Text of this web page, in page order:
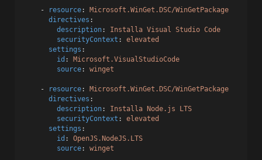
    -
resource: Microsoft.WinGet.DSC/WinGetPackage
directives :
description: Installa Visual Studio Code
securityContext : elevated
settings :
id : Microsoft.VisualStudioCode
source: winget
    -
resource: Microsoft.WinGet.DSC/WinGetPackage
directives :
description: Installa Node.js LTS
securityContext : elevated
settings :
id : OpenJS.NodeJS.LTS
source: winget